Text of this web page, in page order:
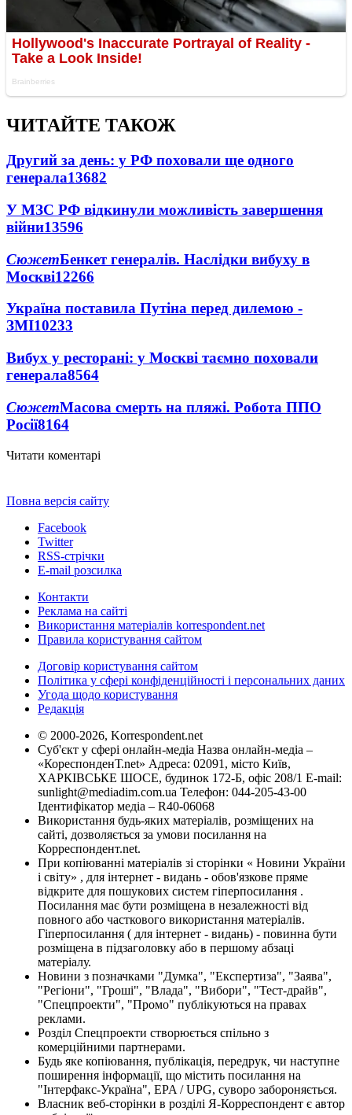
ЧИТАЙТЕ ТАКОЖ
Другий за день: у РФ поховали ще одного
генерала13682
У МЗС РФ відкинули можливість завершення
війни13596
СюжетБенкет генералів. Наслідки вибуху в
Москві12266
Україна поставила Путіна перед дилемою -
ЗМІ10233
Вибух у ресторані: у Москві таємно поховали
генерала8564
СюжетМасова смерть на пляжі. Робота ППО
Росії8164
Читати коментарі
Повна версія сайту
Facebook
Twitter
RSS-стрічки
E-mail розсилка
Контакти
Реклама на сайті
Використання матеріалів korrespondent.net
Правила користування сайтом
Договір користування сайтом
Політика у сфері конфіденційності і персональних даних
Угода щодо користування
Редакція
© 2000-2026, Korrespondent.net
Суб'єкт у сфері онлайн-медіа Назва онлайн-медіа –
«КореспонденТ.net» Адреса: 02091, місто Київ,
ХАРКІВСЬКЕ ШОСЕ, будинок 172-Б, офіс 208/1 E-mail:
sunlight@mediadim.com.ua Телефон: 044-205-43-00
Ідентифікатор медіа – R40-06068
Використання будь-яких матеріалів, розміщених на
сайті, дозволяється за умови посилання на
Корреспондент.net.
При копіюванні матеріалів зі сторінки « Новини України
і світу» , для інтернет - видань - обов'язкове пряме
відкрите для пошукових систем гіперпосилання .
Посилання має бути розміщена в незалежності від
повного або часткового використання матеріалів.
Гіперпосилання ( для інтернет - видань) - повинна бути
розміщена в підзаголовку або в першому абзаці
матеріалу.
Новини з позначками "Думка", "Експертиза", "Заява",
"Регіони", "Гроші", "Влада", "Вибори", "Тест-драйв",
"Спецпроекти", "Промо" публікуються на правах
реклами.
Розділ Спецпроекти створюється спільно з
комерційними партнерами.
Будь яке копіювання, публікація, передрук, чи наступне
поширення інформації, що містить посилання на
"Інтерфакс-Україна", EPA / UPG, суворо забороняється.
Власник веб-сторінки в розділі Я-Корреспондент є автор